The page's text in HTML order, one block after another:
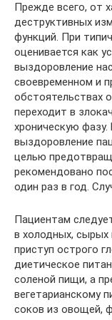
Прежде всего, от
деструктивных
функций. При
оценивается как
выздоровление
своевременном и
обстоятельствах
переходит в
хроническую
выздоровление
целью
рекомендовано
один раз в год.
Пациентам
в холодных, сырых
приступ острого
диетическое
соленой пищи, а
вегетарианскому
соков из овощей,